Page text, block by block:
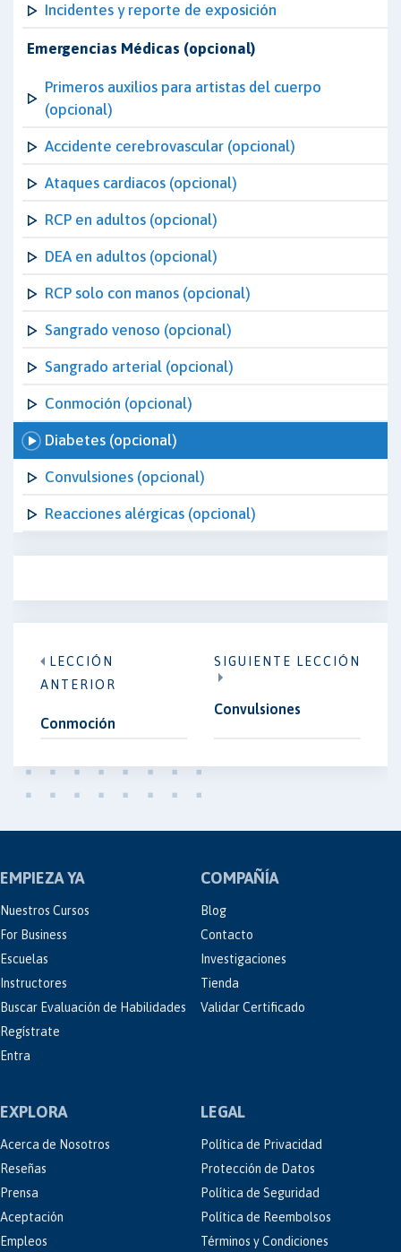
Incidentes y reporte de exposición
Emergencias Médicas (opcional)
Primeros auxilios para artistas del cuerpo
(opcional)
Accidente cerebrovascular (opcional)
Ataques cardiacos (opcional)
RCP en adultos (opcional)
DEA en adultos (opcional)
RCP solo con manos (opcional)
Sangrado venoso (opcional)
Sangrado arterial (opcional)
Conmoción (opcional)
Diabetes (opcional)
Convulsiones (opcional)
Reacciones alérgicas (opcional)
LECCIÓN
ANTERIOR
Conmoción
SIGUIENTE LECCIÓN
Convulsiones
EMPIEZA YA
Nuestros Cursos
For Business
Escuelas
Instructores
Buscar Evaluación de Habilidades
Regístrate
Entra
COMPAÑÍA
Blog
Contacto
Investigaciones
Tienda
Validar Certificado
EXPLORA
Acerca de Nosotros
Reseñas
Prensa
Aceptación
Empleos
LEGAL
Política de Privacidad
Protección de Datos
Política de Seguridad
Política de Reembolsos
Términos y Condiciones